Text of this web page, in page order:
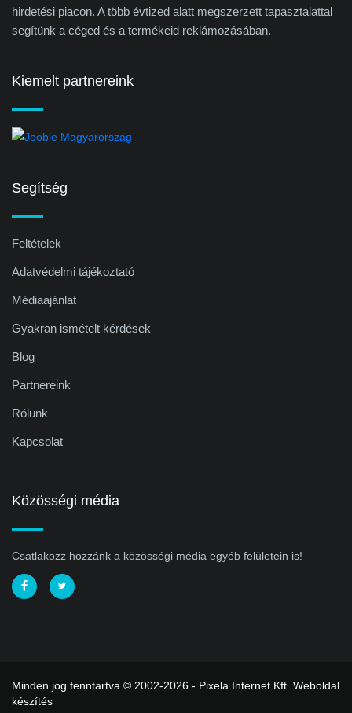
hirdetési piacon. A több évtized alatt megszerzett tapasztalattal
segítünk a céged és a termékeid reklámozásában.
Kiemelt partnereink
Segítség
Feltételek
Adatvédelmi tájékoztató
Médiaajánlat
Gyakran ismételt kérdések
Blog
Partnereink
Rólunk
Kapcsolat
Közösségi média
Csatlakozz hozzánk a közösségi média egyéb felületein is!
Minden jog fenntartva © 2002-2026 - Pixela Internet Kft. Weboldal
készítés